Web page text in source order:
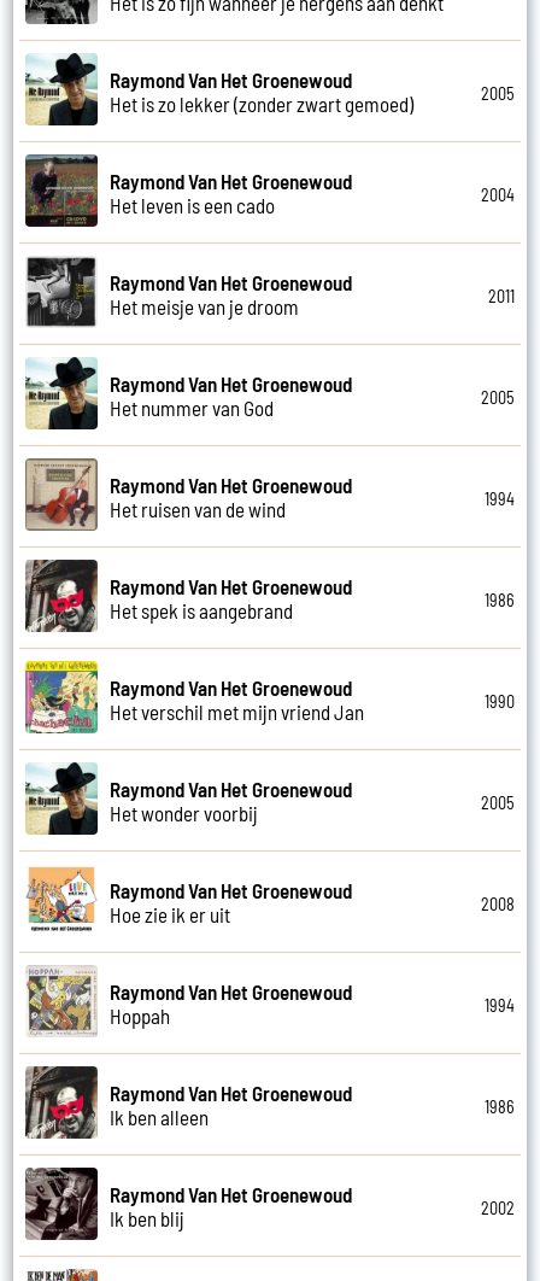
Raymond Van Het Groenewoud
Het is zo lekker (zonder zwart gemoed)
2005
Raymond Van Het Groenewoud
Het leven is een cado
2004
Raymond Van Het Groenewoud
Het meisje van je droom
2011
Raymond Van Het Groenewoud
Het nummer van God
2005
Raymond Van Het Groenewoud
Het ruisen van de wind
1994
Raymond Van Het Groenewoud
Het spek is aangebrand
1986
Raymond Van Het Groenewoud
Het verschil met mijn vriend Jan
1990
Raymond Van Het Groenewoud
Het wonder voorbij
2005
Raymond Van Het Groenewoud
Hoe zie ik er uit
2008
Raymond Van Het Groenewoud
Hoppah
1994
Raymond Van Het Groenewoud
Ik ben alleen
1986
Raymond Van Het Groenewoud
Ik ben blij
2002